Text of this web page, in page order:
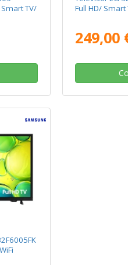
TV/
Full HD/ Smart
249,00